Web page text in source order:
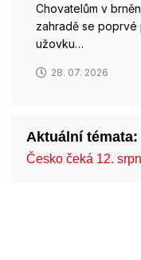
Chovatelům v
zahradě se
užovku…
28. 07. 2026
Aktuální témata:
Česko čeká 12.